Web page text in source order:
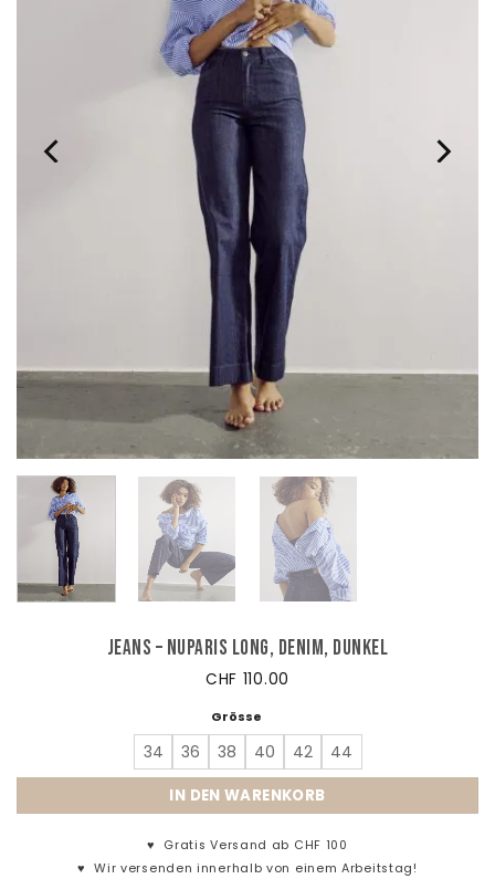
Jeans – Nuparis Long, Denim, dunkel
CHF 110.00
Grösse
34 36 38 40 42 44
IN DEN WARENKORB
♥ Gratis Versand ab CHF 100
♥Wir versenden innerhalb von einem Arbeitstag!